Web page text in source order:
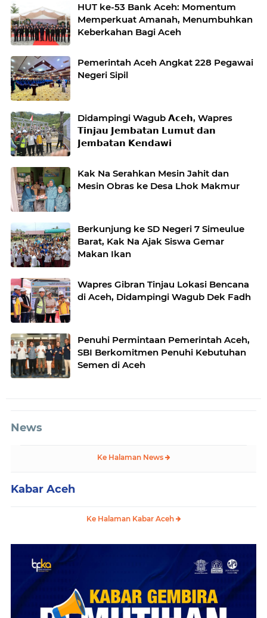
HUT ke-53 Bank Aceh: Momentum
Memperkuat Amanah, Menumbuhkan
Keberkahan Bagi Aceh
Pemerintah Aceh Angkat 228 Pegawai
Negeri Sipil
Didampingi Wagub 𝗔𝗰𝗲𝗵, Wapres
𝗧𝗶𝗻𝗷𝗮𝘂 𝗝𝗲𝗺𝗯𝗮𝘁𝗮𝗻 𝗟𝘂𝗺𝘂𝘁 𝗱𝗮𝗻
𝗝𝗲𝗺𝗯𝗮𝘁𝗮𝗻 𝗞𝗲𝗻𝗱𝗮𝘄𝗶
Kak Na Serahkan Mesin Jahit dan
Mesin Obras ke Desa Lhok Makmur
Berkunjung ke SD Negeri 7 Simeulue
Barat, Kak Na Ajak Siswa Gemar
Makan Ikan
Wapres Gibran Tinjau Lokasi Bencana
di Aceh, Didampingi Wagub Dek Fadh
Penuhi Permintaan Pemerintah Aceh,
SBI Berkomitmen Penuhi Kebutuhan
Semen di Aceh
News
Ke Halaman News
Kabar Aceh
Ke Halaman Kabar Aceh